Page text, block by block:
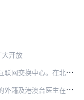
开放
、互联网接入服务业务（仅限为用户提供互联网接入服务）等增值…
澳台从业人员的股权激励方式。支持符合条件的医疗机构开展干…